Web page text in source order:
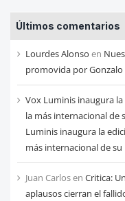
entradas
de
cada
mes
Últimos comentarios
Lourdes Alonso en
promovida por Gonzalo
Vox Luminis inaugura la
la más internacional de
Luminis inaugura la
más internacional de
Juan Carlosen Critica:
aplausos cierran el